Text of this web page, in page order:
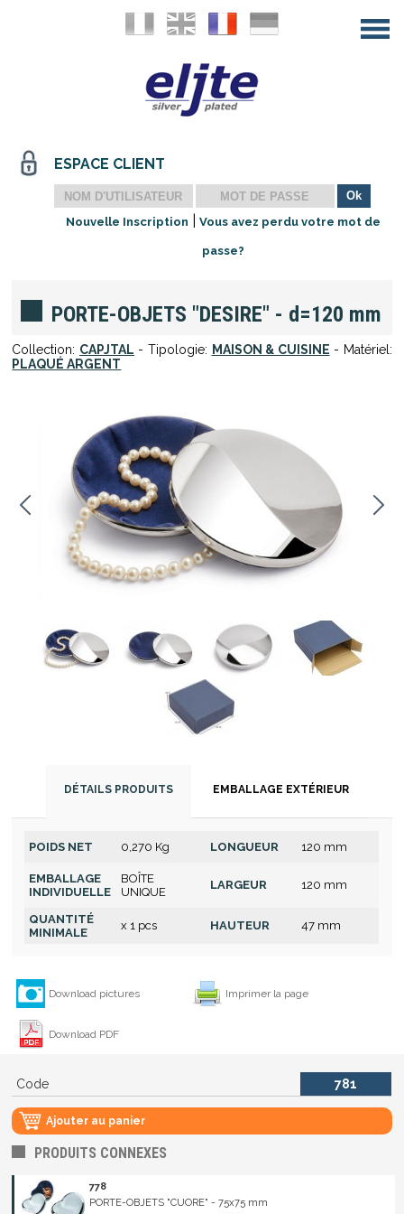
ESPACE CLIENT
Nouvelle Inscription Vous avez perdu votre mot de
passe?
PORTE-OBJETS "DESIRE" - d=120 mm
Collection: CAPJTAL - Tipologie: MAISON & CUISINE - Matériel:
PLAQUÉ ARGENT
DÉTAILS PRODUITS EMBALLAGE EXTÉRIEUR
POIDS NET 0,270 Kg LONGUEUR 120 mm
EMBALLAGE
INDIVIDUELLE
BOÎTE
UNIQUE
LARGEUR 120 mm
QUANTITÉ
MINIMALE
x 1 pcs HAUTEUR 47 mm
Download pictures Imprimer la page
Download PDF
Code 781
Ajouter au panier
PRODUITS CONNEXES
778
PORTE-OBJETS "CUORE" - 75x75 mm